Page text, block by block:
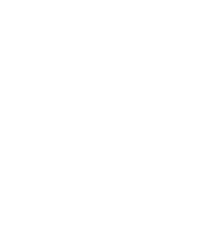
El futuro no está tan lejos en
refiere. El futuro se muestra
proyecto que cambiará el
inmueble principal de más
regenerar una zona céntrica